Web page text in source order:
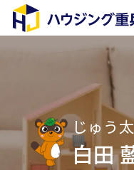
じゅう
白田